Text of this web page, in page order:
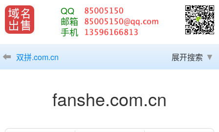
QQ
邮箱
手机
双拼.com.cn 展开搜索
fanshe.com.cn